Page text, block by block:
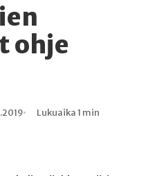
ohje
Lukuaika 1 min